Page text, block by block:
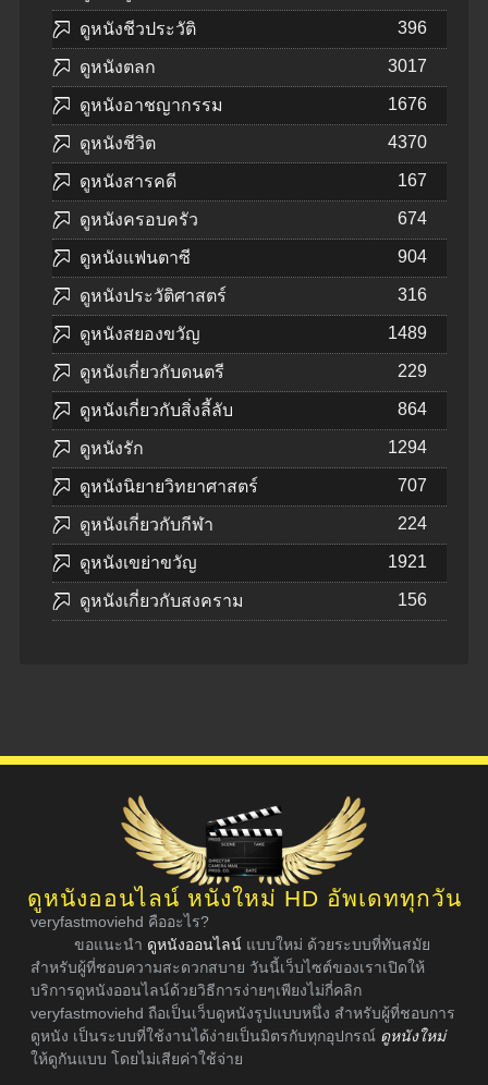
ดูหนังชีวประวัติ 396
ดูหนังตลก 3017
ดูหนังอาชญากรรม 1676
ดูหนังชีวิต 4370
ดูหนังสารคดี 167
ดูหนังครอบครัว 674
ดูหนังแฟนตาซี 904
ดูหนังประวัติศาสตร์ 316
ดูหนังสยองขวัญ 1489
ดูหนังเกี่ยวกับดนตรี 229
ดูหนังเกี่ยวกับสิ่งลี้ลับ 864
ดูหนังรัก 1294
ดูหนังนิยายวิทยาศาสตร์ 707
ดูหนังเกี่ยวกับกีฬา 224
ดูหนังเขย่าขวัญ 1921
ดูหนังเกี่ยวกับสงคราม 156
ดูหนังออนไลน์ หนังใหม่ HD อัพเดททุกวัน
veryfastmoviehd คืออะไร?
ขอแนะนำ ดูหนังออนไลน์ แบบใหม่ ด้วยระบบที่ทันสมัย
สำหรับผู้ที่ชอบความสะดวกสบาย วันนี้เว็บไซต์ของเราเปิดให้
บริการดูหนังออนไลน์ด้วยวิธีการง่ายๆเพียงไม่กี่คลิก
veryfastmoviehd ถือเป็นเว็บดูหนังรูปแบบหนึ่ง สำหรับผู้ที่ชอบการ
ดูหนัง เป็นระบบที่ใช้งานได้ง่ายเป็นมิตรกับทุกอุปกรณ์ ดูหนังใหม่
ให้ดูกันแบบ โดยไม่เสียค่าใช้จ่าย